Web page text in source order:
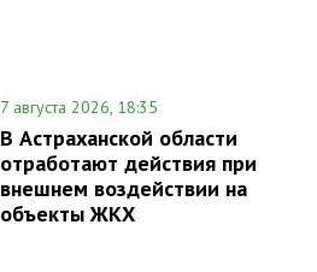
7 августа 2026, 18:35
В Астраханской области
отработают действия при
внешнем воздействии на
объекты ЖКХ